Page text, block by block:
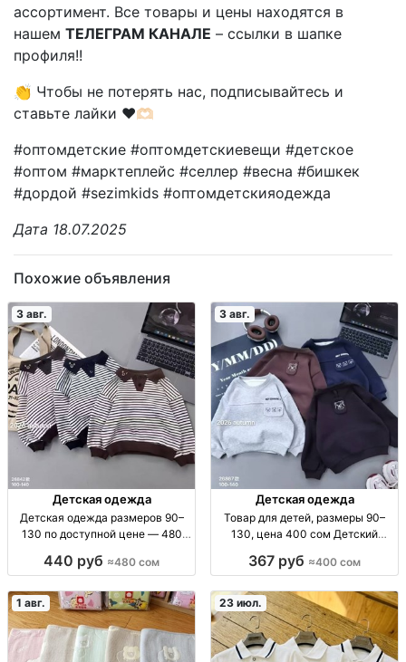
ассортимент. Все товары и цены находятся в
нашем ТЕЛЕГРАМ КАНАЛЕ – ссылки в шапке
профиля!!
👏 Чтобы не потерять нас, подписывайтесь и
ставьте лайки ❤️🫶🏻
#оптомдетские #оптомдетскиевещи #детское
#оптом #марктеплейс #селлер #весна #бишкек
#дордой #sezimkids #оптомдетскияодежда
Дата 18.07.2025
Похожие объявления
3 авг.
Детская одежда
Детская одежда размеров 90–
130 по доступной цене — 480
480 сом
440 руб ≈480 сом
3 авг.
Детская одежда
Товар для детей, размеры 90–
130, цена 400 сом Детский
367 руб ≈400 сом
1 авг. 23 июл.